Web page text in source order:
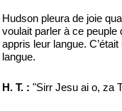
Hudson pleura de joie
voulait parler à ce peuple
appris leur langue.
langue.
H. T. : "Sirr Jesu ai o, za